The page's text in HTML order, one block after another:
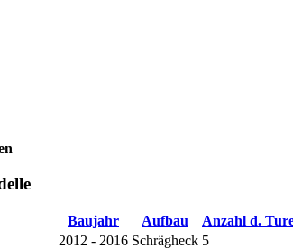
Baujahr Aufbau Anzahl d.
2012 - 2016 Schrägheck 5